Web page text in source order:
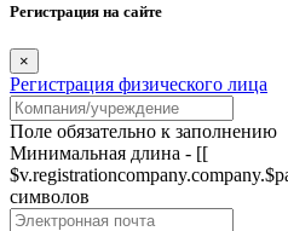
Регистрация на сайте
×
Регистрация физического лица
Поле обязательно к заполнению
Минимальная длина - [[
символов